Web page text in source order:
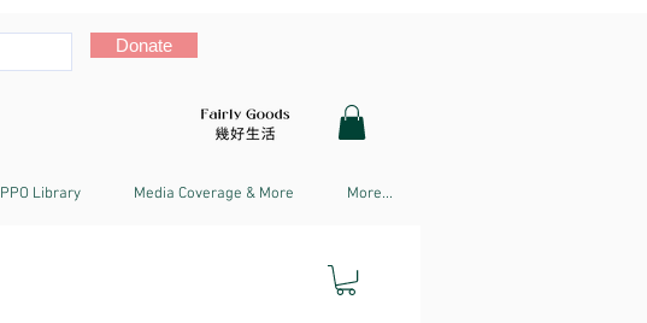
Donate
PPO Library Media Coverage & More More...